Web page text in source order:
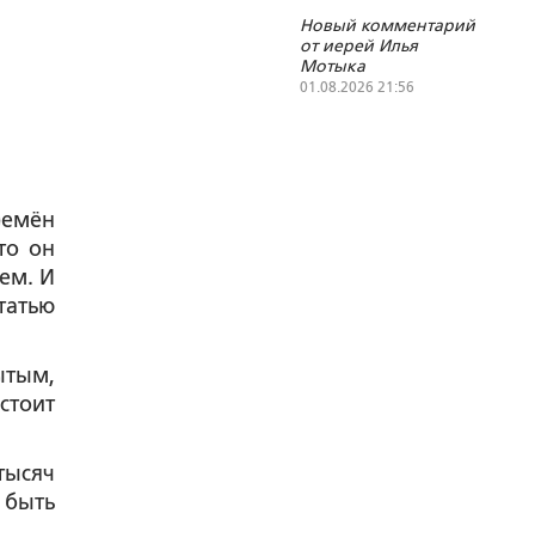
он
И
Новый комментарий
от иерей Илья
Мотыка
01.08.2026 21:56